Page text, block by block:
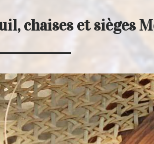
chaises et sièges